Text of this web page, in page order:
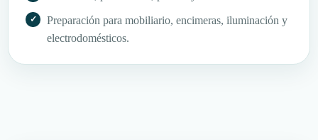
Preparación para mobiliario, encimeras, iluminación y
electrodomésticos.